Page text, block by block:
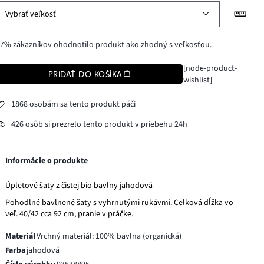
Vybrať veľkosť
zákazníkov ohodnotilo produkt ako zhodný s veľkosťou.
PRIDAŤ DO KOŠÍKA
[node-product-
wishlist]
1868 osobám sa tento produkt páči
426 osôb si prezrelo tento produkt v priebehu 24h
Informácie o produkte
Úpletové šaty z čistej bio bavlny jahodová
Pohodlné bavlnené šaty s vyhrnutými rukávmi. Celková dĺžka vo
veľ. 40/42 cca 92 cm, pranie v práčke.
MateriálVrchný materiál: 100% bavlna (organická)
Farbajahodová